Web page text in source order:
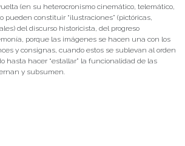
(en su heterocronismo cinemático, telemático,
pueden constituir “ilustraciones” (pictóricas,
del discurso historicista, del progreso
porque las imágenes se hacen una con los
y consignas, cuando estos se sublevan al orden
hasta hacer “estallar” la funcionalidad de las
y subsumen.